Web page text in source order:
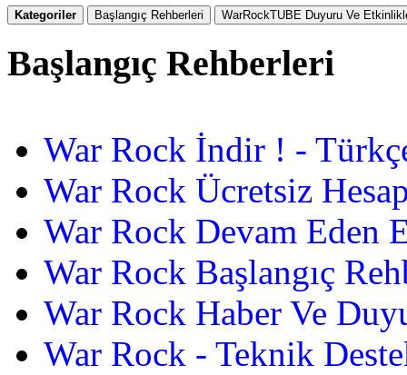
Kategoriler Başlangıç Rehberleri WarRockTUBE Duyuru Ve
Başlangıç Rehberleri
War Rock İndir ! -
War Rock Ücretsiz
War Rock Devam Eden
War Rock Başlangıç
War Rock Haber Ve
War Rock - Teknik